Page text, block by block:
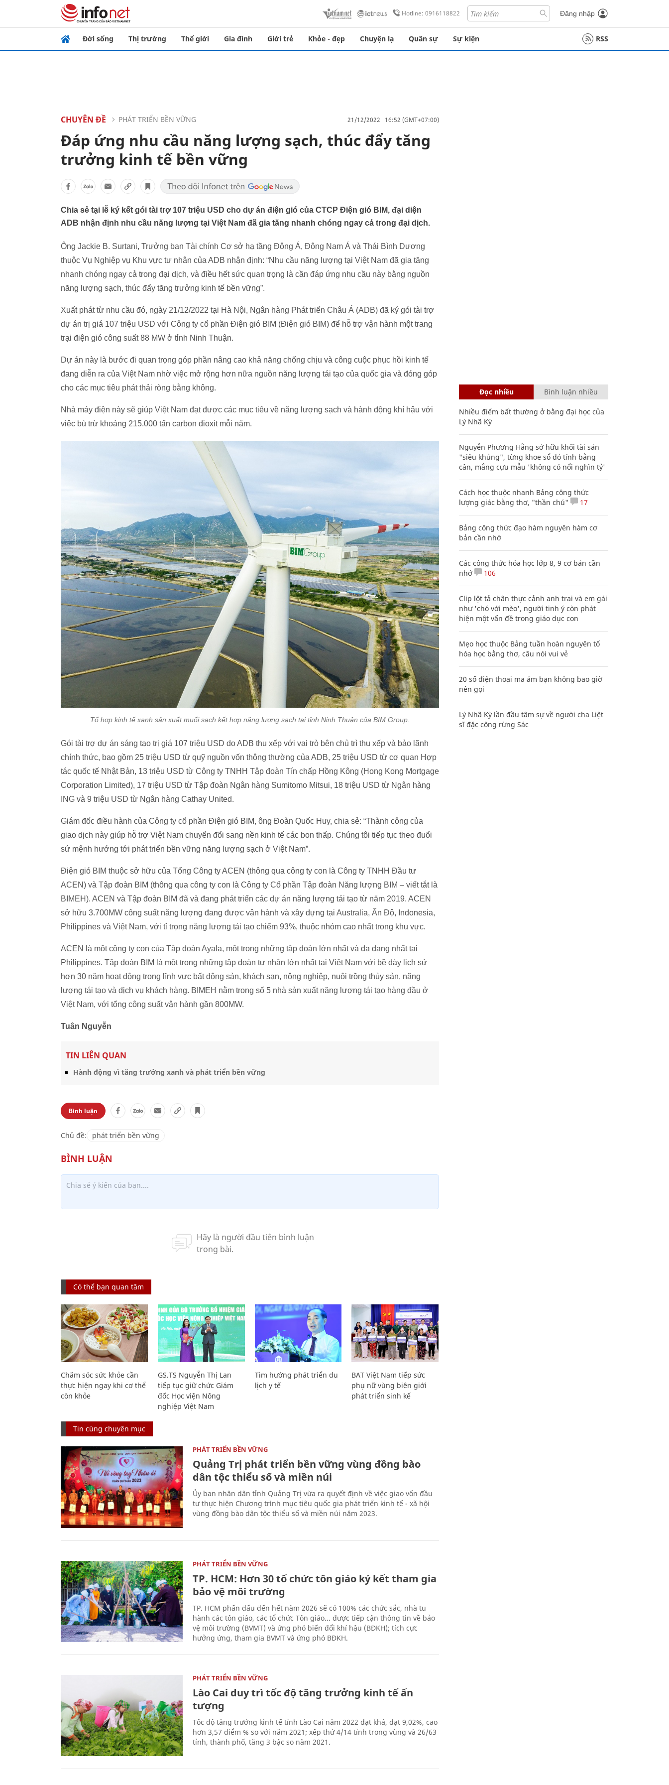
Hotline: 0916118822 Đăng nhập
Đời sống Thị trường Thế giới Gia đình Giới trẻ Khỏe - đẹp Chuyện lạ Quân sự Sự kiện RSS
CHUYÊN ĐỀ PHÁT TRIỂN BỀN VỮNG 21/12/2022 16:52 (GMT+07:00)
Đáp ứng nhu cầu năng lượng sạch, thúc đẩy tăng
trưởng kinh tế bền vững
Chia sẻ tại lễ ký kết gói tài trợ 107 triệu USD cho dự án điện gió của CTCP Điện gió BIM, đại diện
ADB nhận định nhu cầu năng lượng tại Việt Nam đã gia tăng nhanh chóng ngay cả trong đại dịch.
Ông Jackie B. Surtani, Trưởng ban Tài chính Cơ sở hạ tầng Đông Á, Đông Nam Á và Thái Bình Dương
thuộc Vụ Nghiệp vụ Khu vực tư nhân của ADB nhận định: “Nhu cầu năng lượng tại Việt Nam đã gia tăng
nhanh chóng ngay cả trong đại dịch, và điều hết sức quan trọng là cần đáp ứng nhu cầu này bằng nguồn
năng lượng sạch, thúc đẩy tăng trưởng kinh tế bền vững”.
Xuất phát từ nhu cầu đó, ngày 21/12/2022 tại Hà Nội, Ngân hàng Phát triển Châu Á (ADB) đã ký gói tài trợ
dự án trị giá 107 triệu USD với Công ty cổ phần Điện gió BIM (Điện gió BIM) để hỗ trợ vận hành một trang
trại điện gió công suất 88 MW ở tỉnh Ninh Thuận.
Dự án này là bước đi quan trọng góp phần nâng cao khả năng chống chịu và công cuộc phục hồi kinh tế
đang diễn ra của Việt Nam nhờ việc mở rộng hơn nữa nguồn năng lượng tái tạo của quốc gia và đóng góp
cho các mục tiêu phát thải ròng bằng không.
Nhà máy điện này sẽ giúp Việt Nam đạt được các mục tiêu về năng lượng sạch và hành động khí hậu với
việc bù trừ khoảng 215.000 tấn carbon dioxit mỗi năm.
Tổ hợp kinh tế xanh sản xuất muối sạch kết hợp năng lượng sạch tại tỉnh Ninh Thuận của BIM Group.
Gói tài trợ dự án sáng tạo trị giá 107 triệu USD do ADB thu xếp với vai trò bên chủ trì thu xếp và bảo lãnh
chính thức, bao gồm 25 triệu USD từ quỹ nguồn vốn thông thường của ADB, 25 triệu USD từ cơ quan Hợp
tác quốc tế Nhật Bản, 13 triệu USD từ Công ty TNHH Tập đoàn Tín chấp Hồng Kông (Hong Kong Mortgage
Corporation Limited), 17 triệu USD từ Tập đoàn Ngân hàng Sumitomo Mitsui, 18 triệu USD từ Ngân hàng
ING và 9 triệu USD từ Ngân hàng Cathay United.
Giám đốc điều hành của Công ty cổ phần Điện gió BIM, ông Đoàn Quốc Huy, chia sẻ: “Thành công của
giao dịch này giúp hỗ trợ Việt Nam chuyển đổi sang nền kinh tế các bon thấp. Chúng tôi tiếp tục theo đuổi
sứ mệnh hướng tới phát triển bền vững năng lượng sạch ở Việt Nam”.
Điện gió BIM thuộc sở hữu của Tổng Công ty ACEN (thông qua công ty con là Công ty TNHH Đầu tư
ACEN) và Tập đoàn BIM (thông qua công ty con là Công ty Cổ phần Tập đoàn Năng lượng BIM – viết tắt là
BIMEH). ACEN và Tập đoàn BIM đã và đang phát triển các dự án năng lượng tái tạo từ năm 2019. ACEN
sở hữu 3.700MW công suất năng lượng đang được vận hành và xây dựng tại Australia, Ấn Độ, Indonesia,
Philippines và Việt Nam, với tỉ trọng năng lượng tái tạo chiếm 93%, thuộc nhóm cao nhất trong khu vực.
ACEN là một công ty con của Tập đoàn Ayala, một trong những tập đoàn lớn nhất và đa dạng nhất tại
Philippines. Tập đoàn BIM là một trong những tập đoàn tư nhân lớn nhất tại Việt Nam với bề dày lịch sử
hơn 30 năm hoạt động trong lĩnh vực bất động sản, khách sạn, nông nghiệp, nuôi trồng thủy sản, năng
lượng tái tạo và dịch vụ khách hàng. BIMEH nằm trong số 5 nhà sản xuất năng lượng tái tạo hàng đầu ở
Việt Nam, với tổng công suất vận hành gần 800MW.
Tuân Nguyễn
TIN LIÊN QUAN
Hành động vì tăng trưởng xanh và phát triển bền vững
Bình luận
Chủ đề: phát triển bền vững
Có thể bạn quan tâm
Chăm sóc sức khỏe cần
thực hiện ngay khi cơ thể
còn khỏe
GS.TS Nguyễn Thị Lan
tiếp tục giữ chức Giám
đốc Học viện Nông
nghiệp Việt Nam
Tìm hướng phát triển du
lịch y tế
BAT Việt Nam tiếp sức
phụ nữ vùng biên giới
phát triển sinh kế
Tin cùng chuyên mục
PHÁT TRIỂN BỀN VỮNG
Quảng Trị phát triển bền vững vùng đồng bào
dân tộc thiểu số và miền núi
Ủy ban nhân dân tỉnh Quảng Trị vừa ra quyết định về việc giao vốn đầu
tư thực hiện Chương trình mục tiêu quốc gia phát triển kinh tế - xã hội
vùng đồng bào dân tộc thiểu số và miền núi năm 2023.
PHÁT TRIỂN BỀN VỮNG
TP. HCM: Hơn 30 tổ chức tôn giáo ký kết tham gia
bảo vệ môi trường
TP. HCM phấn đấu đến hết năm 2026 sẽ có 100% các chức sắc, nhà tu
hành các tôn giáo, các tổ chức Tôn giáo... được tiếp cận thông tin về bảo
vệ môi trường (BVMT) và ứng phó biến đổi khí hậu (BĐKH); tích cực
hưởng ứng, tham gia BVMT và ứng phó BĐKH.
PHÁT TRIỂN BỀN VỮNG
Lào Cai duy trì tốc độ tăng trưởng kinh tế ấn
tượng
Tốc độ tăng trưởng kinh tế tỉnh Lào Cai năm 2022 đạt khá, đạt 9,02%, cao
hơn 3,57 điểm % so với năm 2021; xếp thứ 4/14 tỉnh trong vùng và 26/63
tỉnh, thành phố, tăng 3 bậc so năm 2021.
Đọc nhiều Bình luận nhiều
Nhiều điểm bất thường ở bằng đại học của
Lý Nhã Kỳ
Nguyễn Phương Hằng sở hữu khối tài sản
"siêu khủng", từng khoe sổ đỏ tính bằng
cân, mắng cựu mẫu 'không có nổi nghìn tỷ'
Cách học thuộc nhanh Bảng công thức
lượng giác bằng thơ, "thần chú"
17
Bảng công thức đạo hàm nguyên hàm cơ
bản cần nhớ
Các công thức hóa học lớp 8, 9 cơ bản cần
nhớ
106
Clip lột tả chân thực cảnh anh trai và em gái
như 'chó với mèo', người tinh ý còn phát
hiện một vấn đề trong giáo dục con
Mẹo học thuộc Bảng tuần hoàn nguyên tố
hóa học bằng thơ, câu nói vui vẻ
20 số điện thoại ma ám bạn không bao giờ
nên gọi
Lý Nhã Kỳ lần đầu tâm sự về người cha Liệt
sĩ đặc công rừng Sác